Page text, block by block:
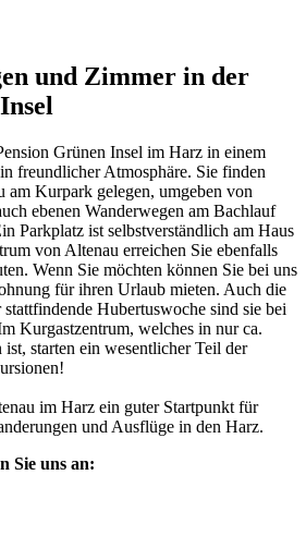
und Zimmer in der
Grünen Insel im Harz in einem
freundlicher Atmosphäre. Sie finden
am Kurpark gelegen, umgeben von
ebenen Wanderwegen am Bachlauf
Parkplatz ist selbstverständlich am Haus
von Altenau erreichen Sie ebenfalls
Wenn Sie möchten können Sie bei uns
für ihren Urlaub mieten. Auch die
Hubertuswoche sind sie bei
Kurgastzentrum, welches in nur ca.
starten ein wesentlicher Teil der
im Harz ein guter Startpunkt für
und Ausflüge in den Harz.
Sie uns an: